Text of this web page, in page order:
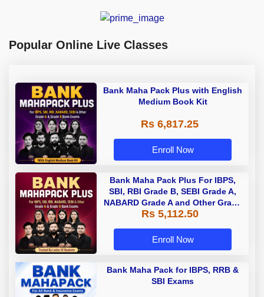
Popular Online Live Classes
Bank Maha Pack Plus with English
Medium Book Kit
Rs 6,817.25
Enroll Now
Bank Maha Pack Plus For IBPS,
SBI, RBI Grade B, SEBI Grade A,
NABARD Grade A and Other Grade
A & Grade B Bank Exams
Rs 5,112.50
Enroll Now
Bank Maha Pack for IBPS, RRB &
SBI Exams